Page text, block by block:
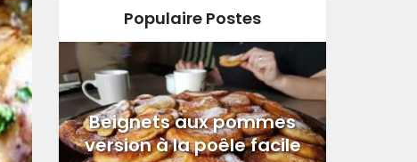
Populaire Postes
Beignets aux pommes
version à la poêle facile